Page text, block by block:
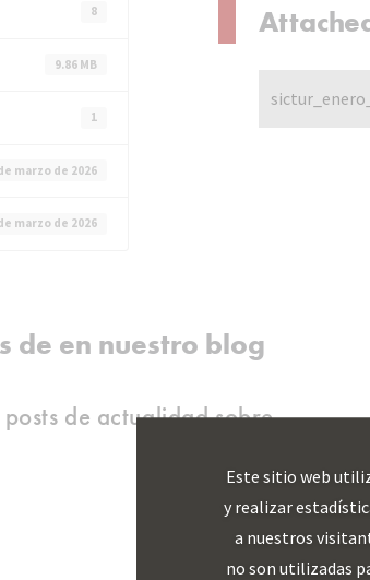
8
9.86 MB
1
marzo de 2026
marzo de 2026
de en nuestro blog
de actualidad sobre
VER MÁS
Este sitio web
y realizar
a nuestros
no son utilizadas